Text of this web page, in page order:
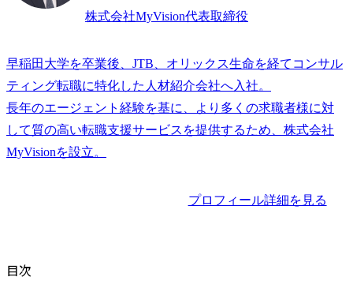
株式会社MyVision代表取締役
早稲田大学を卒業後、JTB、オリックス生命を経てコンサル
ティング転職に特化した人材紹介会社へ入社。
長年のエージェント経験を基に、より多くの求職者様に対
して質の高い転職支援サービスを提供するため、株式会社
プロフィール詳細を見る
目次